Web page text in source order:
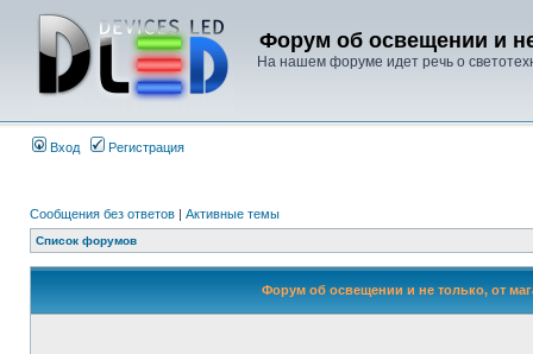
Форум об освещении и
На нашем форуме идет речь о
Вход Регистрация
Сообщения без ответов | Активные темы
Список форумов
Форум об освещении и не только, от